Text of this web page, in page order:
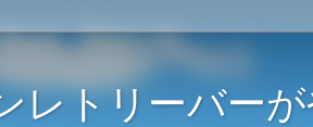
レトリーバー